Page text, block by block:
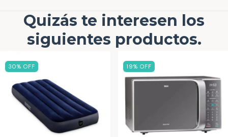
Quizás te interesen los
siguientes productos.
30% OFF 19% OFF